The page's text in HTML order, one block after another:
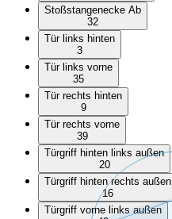
Stoßstangenecke Ab
32
Tür links hinten
3
Tür links vorne
35
Tür rechts hinten
9
Tür rechts vorne
39
Türgriff hinten links außen
20
Türgriff hinten rechts außen
16
Türgriff vorne links außen